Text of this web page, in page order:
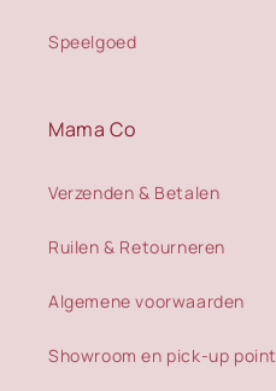
Speelgoed
Mama Co
Verzenden & Betalen
Ruilen & Retourneren
Algemene voorwaarden
Showroom en pick-up point